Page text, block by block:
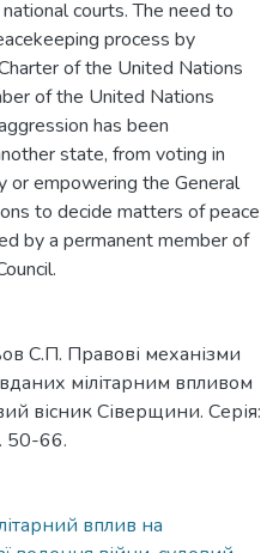
courts. The need to
process by
of the United Nations
of the United Nations
has been
state, from voting in
or empowering the General
to decide matters of peace
by a permanent member of
С.П. Правові механізми
мілітарним впливом
вісник Сіверщини. Серія:
50-66.
вплив на